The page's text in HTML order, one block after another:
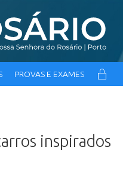
PROVAS E EXAMES
inspirados